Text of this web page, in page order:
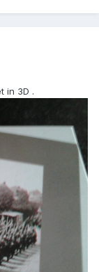
in 3D .